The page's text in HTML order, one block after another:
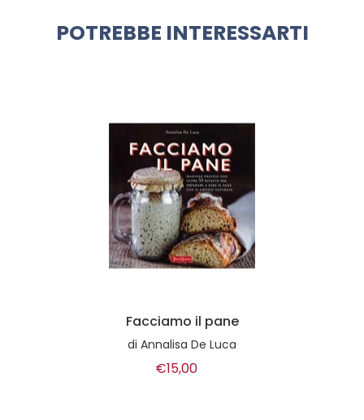
POTREBBE INTERESSARTI
Facciamo il pane
di Annalisa De Luca
€15,00